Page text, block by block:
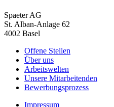
Spaeter AG
St. Alban-Anlage 62
4002 Basel
Offene Stellen
Über uns
Arbeitswelten
Unsere Mitarbeitenden
Bewerbungsprozess
Impressum